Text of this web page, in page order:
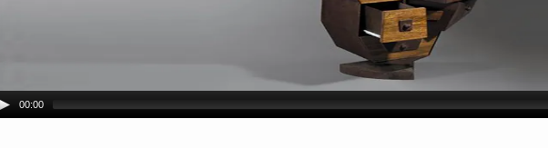
00:00